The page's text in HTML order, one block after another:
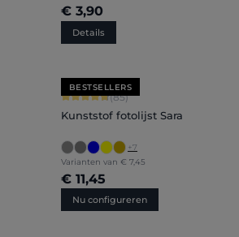
€ 3,90
Details
van 4.79 van 5 sterren
BESTSELLERS
Gemiddelde waardering van 4.71
(85)
Kunststof fotolijst Sara
+7
Varianten van € 7,45
€ 11,45
Nu configureren